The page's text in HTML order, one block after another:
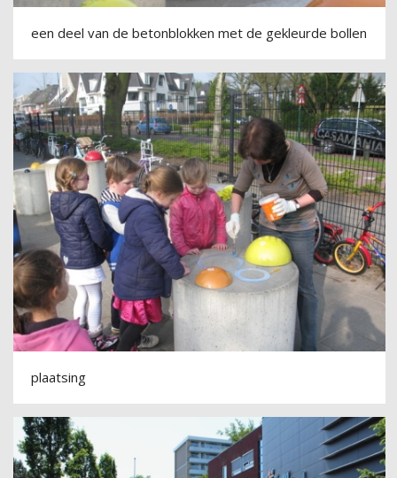
een deel van de betonblokken met de gekleurde bollen
plaatsing